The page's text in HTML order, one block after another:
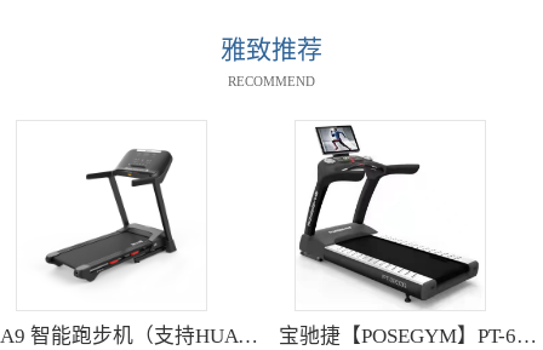
雅致推荐
RECOMMEND
A9 智能跑步机（支持HUAWEI HiLink） SH-T9119P 宝驰捷【POSEGYM】PT-6600Q高清大型触摸屏跑步机静音减震